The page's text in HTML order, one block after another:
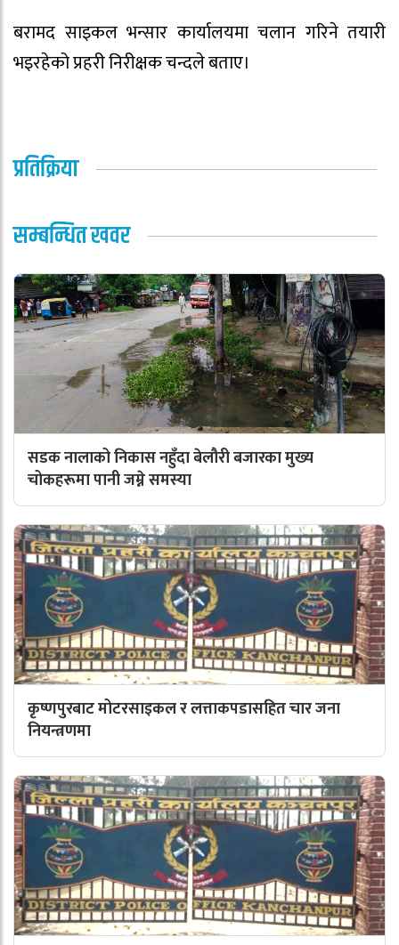
बरामद साइकल भन्सार कार्यालयमा चलान गरिने तयारी
भइरहेको प्रहरी निरीक्षक चन्दले बताए।
प्रतिक्रिया
सम्बन्धित खवर
सडक नालाको निकास नहुँदा बेलौरी बजारका मुख्य
चोकहरूमा पानी जम्ने समस्या
कृष्णपुरबाट मोटरसाइकल र लत्ताकपडासहित चार जना
नियन्त्रणमा